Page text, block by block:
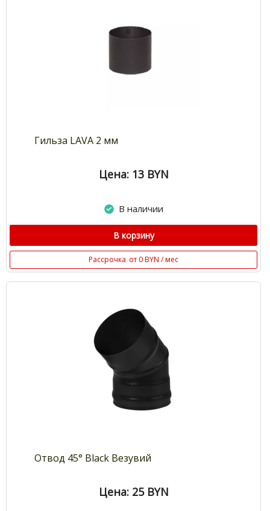
Гильза LAVA 2 мм
Цена: 13 BYN
В наличии
В корзину
Рассрочка от 0 BYN / мес
Отвод 45° Black Везувий
Цена: 25 BYN